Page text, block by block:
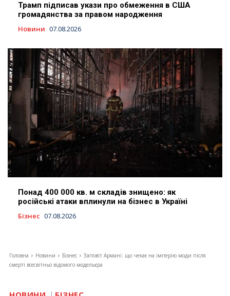
Трамп підписав укази про обмеження в США
громадянства за правом народження
Новини 07.08.2026
Понад 400 000 кв. м складів знищено: як
російські атаки вплинули на бізнес в Україні
Бізнес 07.08.2026